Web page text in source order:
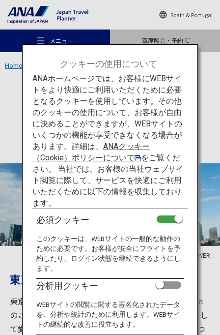
Spain & Portugal
メニュー 空席照会・予約
おすすめの旅
旅のアイデア
行き先
旅のお役立ち情報
ANA サービス
Home 関東エリア 東京タワー
アクティビティ 東京
東京タワー
©TOKYO TOWER
東京のシンボル 東京タワー
東京のシンボルと言えば、「東京タワー」。高さ333m
のこのタワーは1958年の開業以来、東京のシンボルとし
て愛されています。昼間・夜間問わず人々の心を惹きつ
クッキーの使用について
ANAホームページでは、お客様にWEBサイ
トをより快適にご利用いただくために必要
となるクッキーを使用しています。その他
のクッキーの使用について、お客様が自由
に決めることができますが、WEBサイトの
いくつかの機能が享受できなくなる場合が
あります。詳細は、 ANAクッキー
（Cookie）ポリシーについて
をご覧くだ
さい。 当社では、お客様の当社ウェブサイ
ト閲覧に際して、サービスを快適にご利用
いただくために以下の情報を収集しており
ます。
必須クッキー
このクッキーは、WEBサイトの一般的な動作の
ために必要です。お客様が安全にフライトを予
約したり、ログイン状態を継続できるようにし
ます。
分析用クッキー
WEBサイトの閲覧に関する匿名化されたデータ
を、分析や統計のために利用します。WEBサイ
トの継続的な改善に役立ちます。